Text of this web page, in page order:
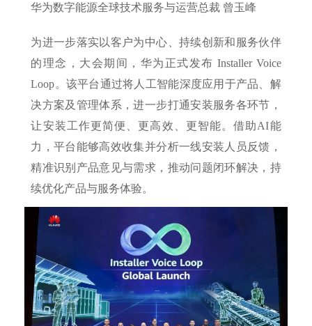
华为数字能源全球技术服务与运营总裁 曾玉峰
为进一步落实以客户为中心、持续创新和服务伙伴
的理念，大会期间，华为正式发布 Installer Voice
Loop。该平台通过将人工智能深度应用于产品、解
决方案及管理体系，进一步打通安装服务各环节，
让安装工作更简便、更高效、更智能。借助AI能
力，平台能够高效收集并分析一线安装人员反馈，
精准识别产品意见与需求，推动问题闭环解决，持
续优化产品与服务体验。